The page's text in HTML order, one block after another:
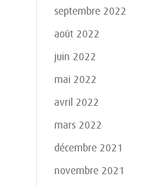
septembre 2022
août 2022
juin 2022
mai 2022
avril 2022
mars 2022
décembre 2021
novembre 2021